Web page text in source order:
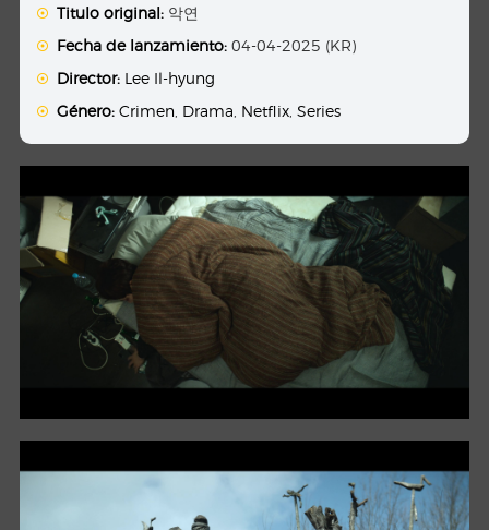
Titulo original: 악연
Fecha de lanzamiento: 04-04-2025 (KR)
Director: Lee Il-hyung
Género: Crimen Drama Netflix ,Series